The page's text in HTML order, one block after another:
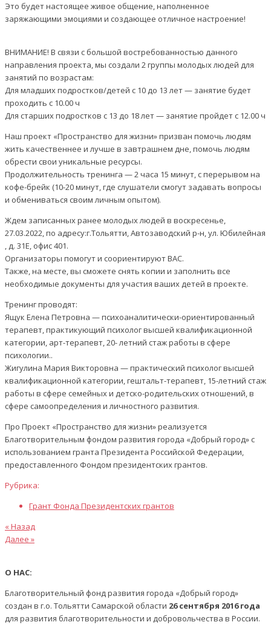
Это будет настоящее живое общение, наполненное
заряжающими эмоциями и создающее отличное настроение!
ВНИМАНИЕ! В связи с большой востребованностью данного
направления проекта, мы создали 2 группы молодых людей для
занятий по возрастам:
Для младших подростков/детей с 10 до 13 лет — занятие будет
проходить с 10.00 ч
Для старших подростков с 13 до 18 лет — занятие пройдет с 12.00 ч
Наш проект «Пространство для жизни» призван помочь людям
жить качественнее и лучше в завтрашнем дне, помочь людям
обрести свои уникальные ресурсы.
Продолжительность тренинга — 2 часа 15 минут, с перерывом на
кофе-брейк (10-20 минут, где слушатели смогут задавать вопросы
и обмениваться своим личным опытом).
Ждем записанных ранее молодых людей в воскресенье,
27.03.2022, по адресу:г.Тольятти, Автозаводский р-н, ул. Юбилейная
, д. 31Е, офис 401.
Организаторы помогут и соориентируют ВАС.
Также, на месте, вы сможете снять копии и заполнить все
необходимые документы для участия ваших детей в проекте.
Тренинг проводят:
Ящук Елена Петровна — психоаналитически-ориентированный
терапевт, практикующий психолог высшей квалификационной
категории, арт-терапевт, 20- летний стаж работы в сфере
психологии..
Жигулина Мария Викторовна — практический психолог высшей
квалификационной категории, гештальт-терапевт, 15-летний стаж
работы в сфере семейных и детско-родительских отношений, в
сфере самоопределения и личностного развития.
Про Проект «Пространство для жизни» реализуется
Благотворительным фондом развития города «Добрый город» с
использованием гранта Президента Российской Федерации,
предоставленного Фондом президентских грантов.
Рубрика:
Грант Фонда Президентских грантов
Навигация
по
записям
Предыдущая
статья
« Назад
Следующая
Далее »
О НАС:
Благотворительный фонд развития города «Добрый город»
создан в г.о. Тольятти Самарской области 26 сентября 2016 года
для развития благотворительности и добровольчества в России.